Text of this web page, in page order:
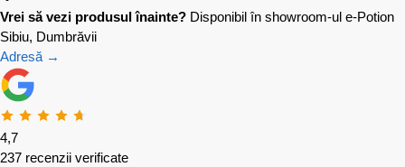
Vrei să vezi produsul înainte? Disponibil în showroom-ul e-Potion
Sibiu, Dumbrăvii
Adresă →
4,7
237 recenzii verificate